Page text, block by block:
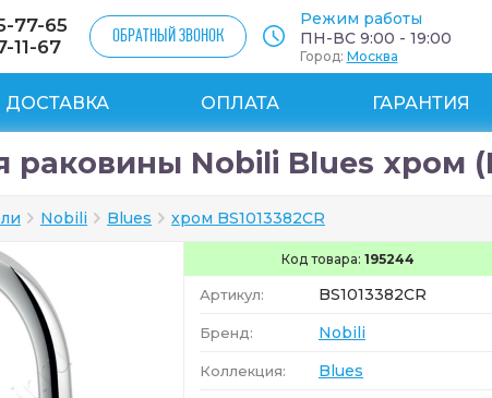
77-65
11-67
ОБРАТНЫЙ ЗВОНОК
Режим работы
ПН-ВС 9:00 - 19:00
Город: Москва
ДОСТАВКА ОПЛАТА ГАРАНТИЯ
раковины Nobili Blues хром
Nobili Blues хром BS1013382CR
Код товара:195244
Артикул: BS1013382CR
Бренд: Nobili
Коллекция: Blues